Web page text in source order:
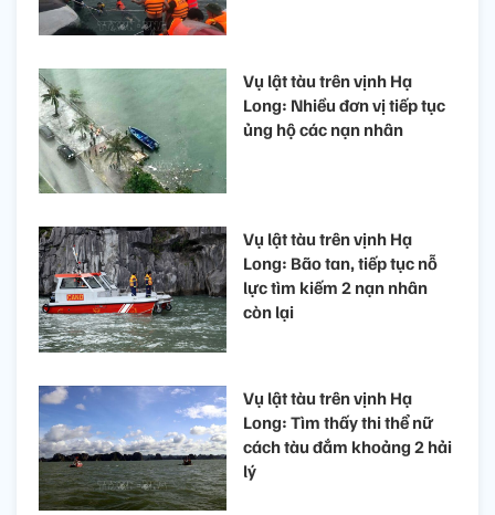
Vụ lật tàu trên vịnh Hạ
Long: Nhiều đơn vị tiếp tục
ủng hộ các nạn nhân
Vụ lật tàu trên vịnh Hạ
Long: Bão tan, tiếp tục nỗ
lực tìm kiếm 2 nạn nhân
còn lại
Vụ lật tàu trên vịnh Hạ
Long: Tìm thấy thi thể nữ
cách tàu đắm khoảng 2 hải
lý